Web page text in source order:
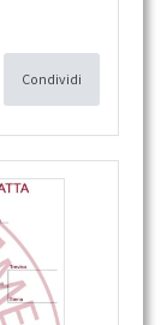
Condividi